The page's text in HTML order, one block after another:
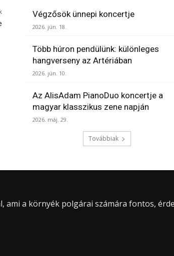
Végzősök ünnepi koncertje
2026. jún. 18.
Több húron pendülünk: különleges
hangverseny az Artériában
2026. jún. 10.
Az AlisAdam PianoDuo koncertje a
magyar klasszikus zene napján
2026. máj. 29.
Továbbiak
a környék polgárai számára fontos,